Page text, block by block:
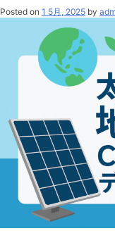
地
で
違
う？
地
太
陽
光
発
電
導
入
事
例
Posted on 1 5月, 2025 by